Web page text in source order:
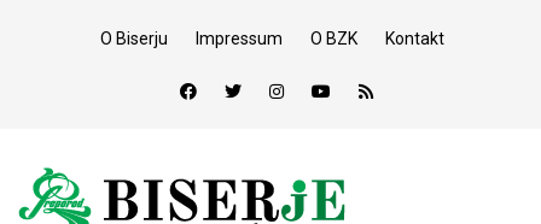
O Biserju Impressum O BZK Kontakt